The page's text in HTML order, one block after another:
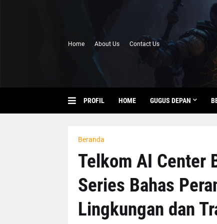
Home About Us Contact Us
PROFIL HOME GUGUS DEPAN
Beranda
Telkom AI Center
Series Bahas
Lingkungan dan